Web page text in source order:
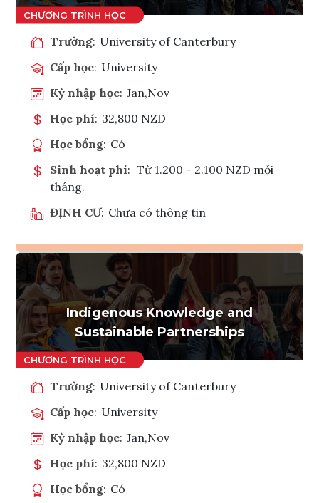
Trường: University of Canterbury
Cấp học: University
Kỳ nhập học: Jan,Nov
Học phí: 32,800 NZD
Học bổng: Có
Sinh hoạt phí: Từ 1.200 - 2.100 NZD mỗi
tháng.
ĐỊNH CƯ: Chưa có thông tin
Ghi danh
Tham vấn Interlink
Indigenous Knowledge and
Sustainable Partnerships
Trường: University of Canterbury
Cấp học: University
Kỳ nhập học: Jan,Nov
Học phí: 32,800 NZD
Học bổng: Có